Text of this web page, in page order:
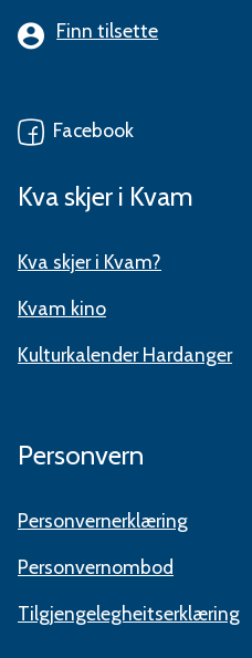
Finn tilsette
Facebook
Kva skjer i Kvam
Kva skjer i Kvam?
Kvam kino
Kulturkalender Hardanger
Personvern
Personvernerklæring
Personvernombod
Tilgjengelegheitserklæring